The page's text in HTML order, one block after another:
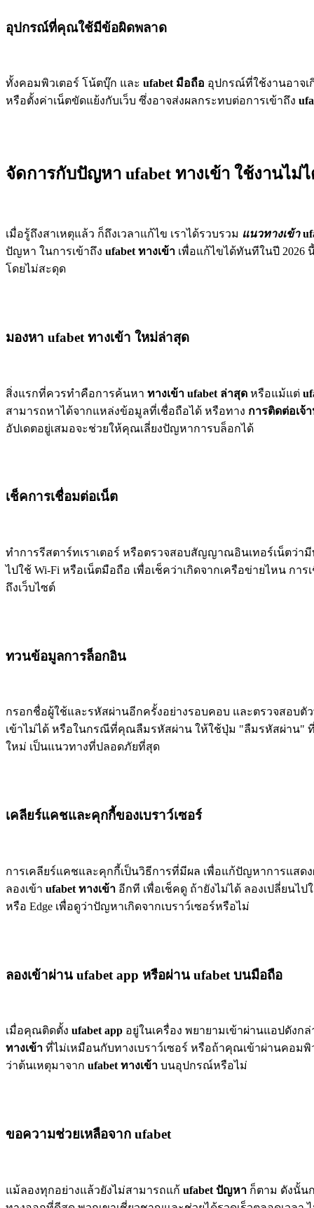
อุปกรณ์ที่คุณใช้มีข้อผิดพลาด
ทั้งคอมพิวเตอร์ โน้ตบุ๊ก และ ufabet มือถือ อุปกรณ์ที่ใช้งานอาจเ
หรือตั้งค่าเน็ตขัดแย้งกับเว็บ ซึ่งอาจส่งผลกระทบต่อการเข้าถึง
จัดการกับปัญหา ufabet ทางเข้า ใช้งานไม่
เมื่อรู้ถึงสาเหตุแล้ว ก็ถึงเวลาแก้ไข เราได้รวบรวม แนวทางเข้า
ปัญหา ในการเข้าถึง ufabet ทางเข้า เพื่อแก้ไขได้ทันทีในปี
โดยไม่สะดุด
มองหา ufabet ทางเข้า ใหม่ล่าสุด
สิ่งแรกที่ควรทำคือการค้นหา ทางเข้า ufabet ล่าสุด หรือแม้แต่
สามารถหาได้จากแหล่งข้อมูลที่เชื่อถือได้ หรือทาง การติดต่อเจ้
อัปเดตอยู่เสมอจะช่วยให้คุณเลี่ยงปัญหาการบล็อกได้
เช็คการเชื่อมต่อเน็ต
ทำการรีสตาร์ทเราเตอร์ หรือตรวจสอบสัญญาณอินเทอร์เน็ตว่
ไปใช้ Wi-Fi หรือเน็ตมือถือ เพื่อเช็คว่าเกิดจากเครือข่ายไหน กา
ถึงเว็บไซต์
ทวนข้อมูลการล็อกอิน
กรอกชื่อผู้ใช้และรหัสผ่านอีกครั้งอย่างรอบคอบ และตรวจสอบตั
เข้าไม่ได้ หรือในกรณีที่คุณลืมรหัสผ่าน ให้ใช้ปุ่ม "ลืมรหัสผ่าน"
ใหม่ เป็นแนวทางที่ปลอดภัยที่สุด
เคลียร์แคชและคุกกี้ของเบราว์เซอร์
การเคลียร์แคชและคุกกี้เป็นวิธีการที่มีผล เพื่อแก้ปัญหาการแสดง
ลองเข้า ufabet ทางเข้า อีกที เพื่อเช็คดู ถ้ายังไม่ได้ ลองเปลี่ยนไปใ
หรือ Edge เพื่อดูว่าปัญหาเกิดจากเบราว์เซอร์หรือไม่
ลองเข้าผ่าน ufabet app หรือผ่าน ufabet บนมือถือ
เมื่อคุณติดตั้ง ufabet app อยู่ในเครื่อง พยายามเข้าผ่านแอปดังก
ทางเข้า ที่ไม่เหมือนกับทางเบราว์เซอร์ หรือถ้าคุณเข้าผ่านคอมพิ
ว่าต้นเหตุมาจาก ufabet ทางเข้า บนอุปกรณ์หรือไม่
ขอความช่วยเหลือจาก ufabet
แม้ลองทุกอย่างแล้วยังไม่สามารถแก้ ufabet ปัญหา ก็ตาม ดังนั้น